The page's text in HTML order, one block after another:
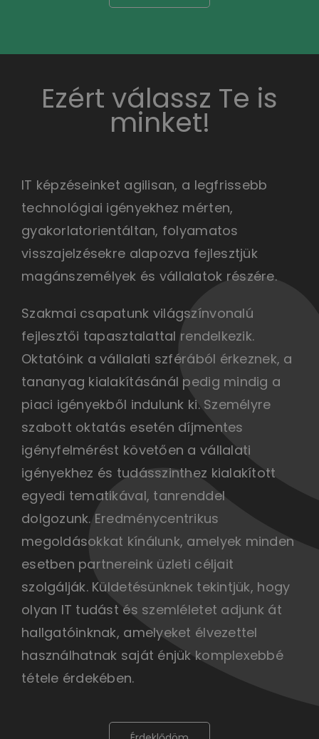
Ezért válassz Te is
minket!
IT képzéseinket agilisan, a legfrissebb
technológiai igényekhez mérten,
gyakorlatorientáltan, folyamatos
visszajelzésekre alapozva fejlesztjük
magánszemélyek és vállalatok részére.
Szakmai csapatunk világszínvonalú
fejlesztői tapasztalattal rendelkezik.
Oktatóink a vállalati szférából érkeznek, a
tananyag kialakításánál pedig mindig a
piaci igényekből indulunk ki. Személyre
szabott oktatás esetén díjmentes
igényfelmérést követően a vállalati
igényekhez és tudásszinthez kialakított
egyedi tematikával, tanrenddel
dolgozunk. Eredménycentrikus
megoldásokkat kínálunk, amelyek minden
esetben partnereink üzleti céljait
szolgálják. Küldetésünknek tekintjük, hogy
olyan IT tudást és szemléletet adjunk át
hallgatóinknak, amelyeket élvezettel
használhatnak saját énjük komplexebbé
tétele érdekében.